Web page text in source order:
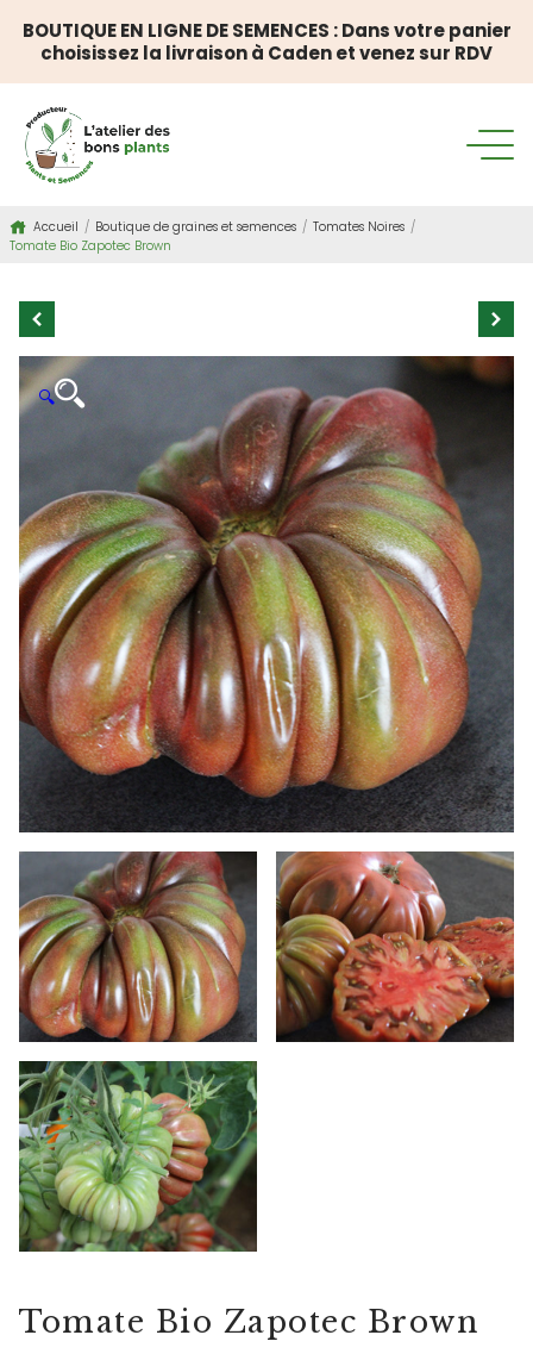
BOUTIQUE EN LIGNE DE SEMENCES : Dans votre panier
choisissez la livraison à Caden et venez sur RDV
Accueil / Boutique de graines et semences / Tomates Noires /
Tomate Bio Zapotec Brown
🔍
Tomate Bio Zapotec Brown